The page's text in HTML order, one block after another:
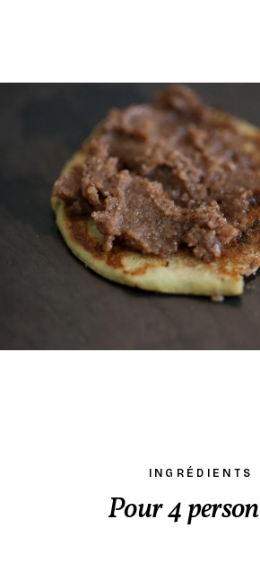
INGRÉDIENTS
Pour 4